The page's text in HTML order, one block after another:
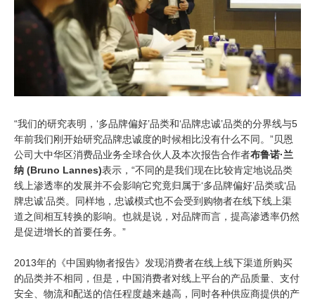
“我们的研究表明，‘多品牌偏好’品类和‘品牌忠诚’品类的分界线与5
年前我们刚开始研究品牌忠诚度的时候相比没有什么不同。”贝恩
公司大中华区消费品业务全球合伙人及本次报告合作者布鲁诺·兰
纳 (Bruno Lannes)表示，“不同的是我们现在比较肯定地说品类
线上渗透率的发展并不会影响它究竟归属于‘多品牌偏好’品类或‘品
牌忠诚’品类。同样地，忠诚模式也不会受到购物者在线下线上渠
道之间相互转换的影响。也就是说，对品牌而言，提高渗透率仍然
是促进增长的首要任务。”
2013年的《中国购物者报告》发现消费者在线上线下渠道所购买
的品类并不相同，但是，中国消费者对线上平台的产品质量、支付
安全、物流和配送的信任程度越来越高，同时各种供应商提供的产